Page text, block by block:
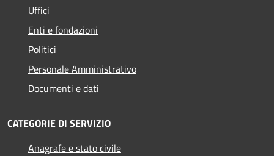
Uffici
Enti e fondazioni
Politici
Personale Amministrativo
Documenti e dati
CATEGORIE DI SERVIZIO
Anagrafe e stato civile